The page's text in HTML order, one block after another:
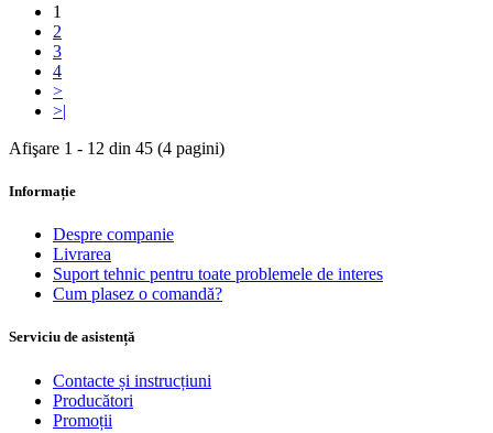
1
2
3
4
>
>|
Afişare 1 - 12 din 45 (4 pagini)
Informație
Despre companie
Livrarea
Suport tehnic pentru toate problemele de interes
Cum plasez o comandă?
Serviciu de asistență
Contacte și instrucțiuni
Producători
Promoții